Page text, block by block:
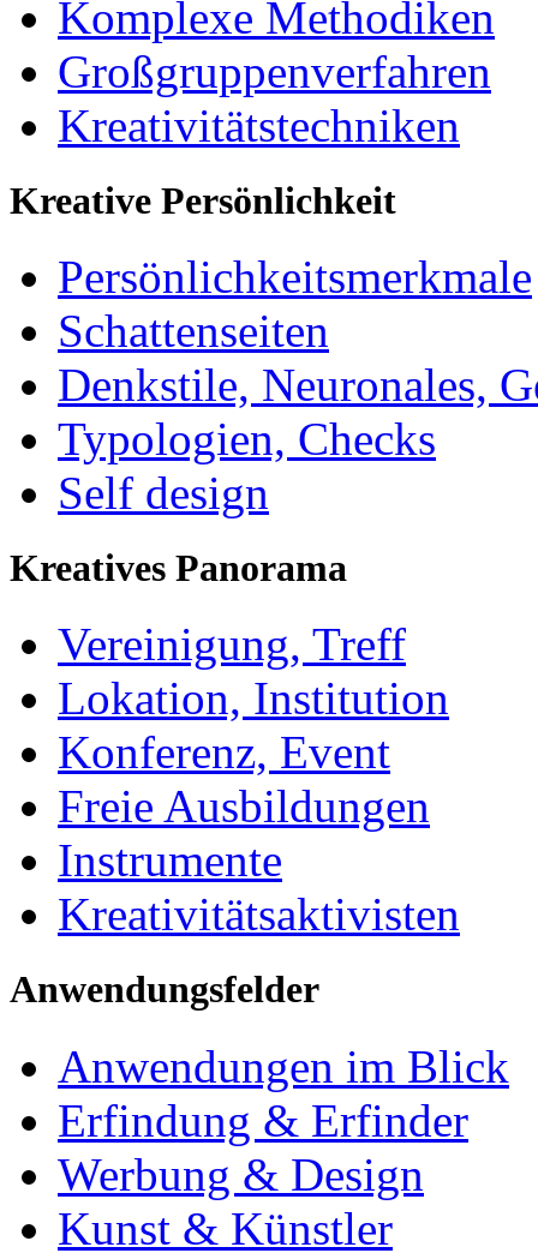
Komplexe Methodiken
Großgruppenverfahren
Kreativitätstechniken
Kreative Persönlichkeit
Persönlichkeitsmerkmale
Schattenseiten
Denkstile, Neuronales,
Typologien, Checks
Self design
Kreatives Panorama
Vereinigung, Treff
Lokation, Institution
Konferenz, Event
Freie Ausbildungen
Instrumente
Kreativitätsaktivisten
Anwendungsfelder
Anwendungen im Blick
Erfindung & Erfinder
Werbung & Design
Kunst & Künstler